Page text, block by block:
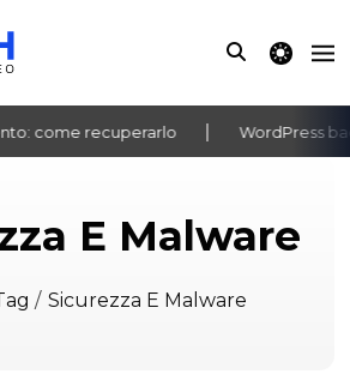
theme
come recuperarlo WordPress
›
E Malware
/ Sicurezza E Malware